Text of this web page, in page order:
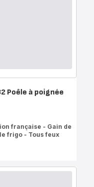
Poêle à poignée
française - Gain de
frigo - Tous feux